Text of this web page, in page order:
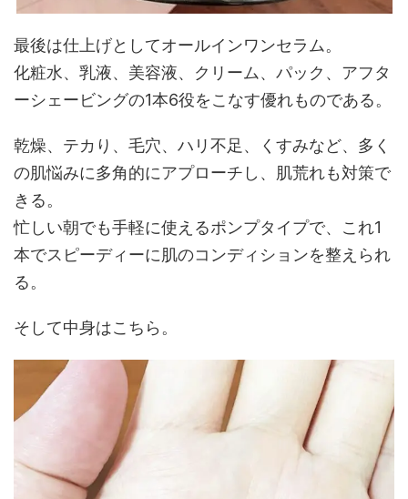
最後は仕上げとしてオールインワンセラム。
化粧水、乳液、美容液、クリーム、パック、アフタ
ーシェービングの1本6役をこなす優れものである。
乾燥、テカり、毛穴、ハリ不足、くすみなど、多く
の肌悩みに多角的にアプローチし、肌荒れも対策で
きる。
忙しい朝でも手軽に使えるポンプタイプで、これ1
本でスピーディーに肌のコンディションを整えられ
る。
そして中身はこちら。